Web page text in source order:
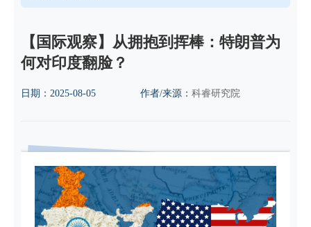
【国际观察】从拥抱到挥棒：特朗普为
何对印度翻脸？
日期： 2025-08-05 作者/来源： 科睿研究院